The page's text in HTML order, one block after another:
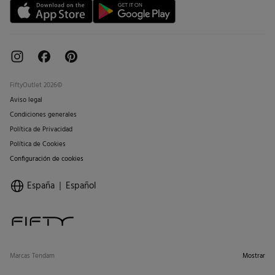
FiftyOutlet 2026©
Aviso legal
Condiciones generales
Política de Privacidad
Política de Cookies
Configuración de cookies
España Español
Marcas Tendam Mostrar